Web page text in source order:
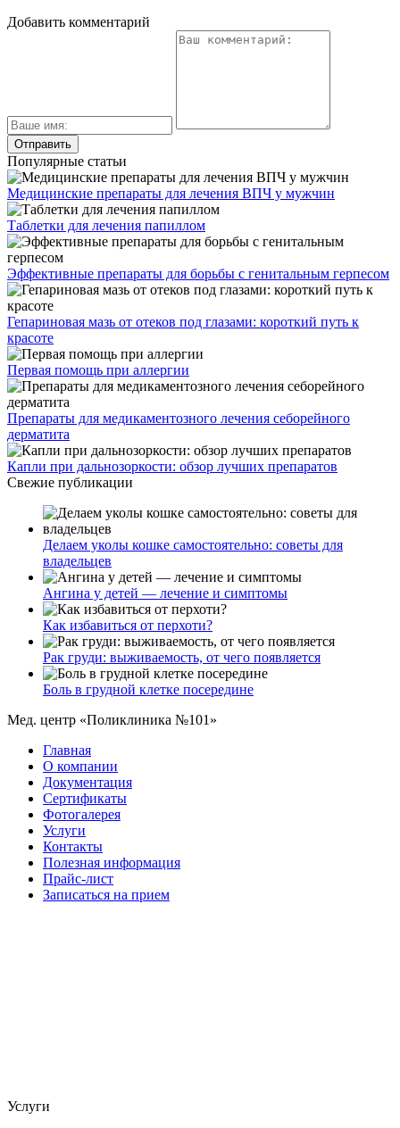
Добавить комментарий
Популярные статьи
Медицинские препараты для лечения ВПЧ у мужчин
Таблетки для лечения папиллом
Эффективные препараты для борьбы с генитальным герпесом
Гепариновая мазь от отеков под глазами: короткий путь к
красоте
Первая помощь при аллергии
Препараты для медикаментозного лечения себорейного
дерматита
Капли при дальнозоркости: обзор лучших препаратов
Свежие публикации
Делаем уколы кошке самостоятельно: советы для
владельцев
Ангина у детей — лечение и симптомы
Как избавиться от перхоти?
Рак груди: выживаемость, от чего появляется
Боль в грудной клетке посередине
Мед. центр «Поликлиника №101»
Главная
О компании
Документация
Сертификаты
Фотогалерея
Услуги
Контакты
Полезная информация
Прайс-лист
Записаться на прием
Услуги